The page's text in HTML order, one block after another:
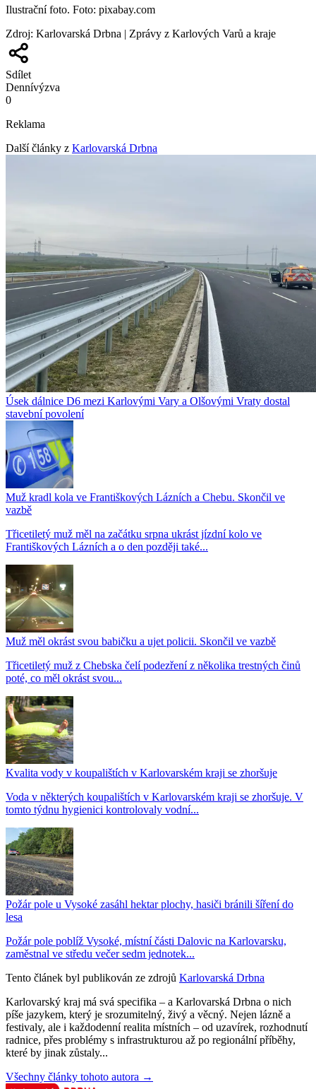
Ilustrační foto. Foto: pixabay.com
Zdroj: Karlovarská Drbna | Zprávy z Karlových Varů a kraje
Sdílet
Dennívýzva
0
Reklama
Další články z Karlovarská Drbna
Úsek dálnice D6 mezi Karlovými Vary a Olšovými Vraty dostal
stavební povolení
Muž kradl kola ve Františkových Lázních a Chebu. Skončil ve
vazbě
Třicetiletý muž měl na začátku srpna ukrást jízdní kolo ve
Františkových Lázních a o den později také...
Muž měl okrást svou babičku a ujet policii. Skončil ve vazbě
Třicetiletý muž z Chebska čelí podezření z několika trestných činů
poté, co měl okrást svou...
Kvalita vody v koupalištích v Karlovarském kraji se zhoršuje
Voda v některých koupalištích v Karlovarském kraji se zhoršuje. V
tomto týdnu hygienici kontrolovaly vodní...
Požár pole u Vysoké zasáhl hektar plochy, hasiči bránili šíření do
lesa
Požár pole poblíž Vysoké, místní části Dalovic na Karlovarsku,
zaměstnal ve středu večer sedm jednotek...
Tento článek byl publikován ze zdrojů Karlovarská Drbna
Karlovarský kraj má svá specifika – a Karlovarská Drbna o nich
píše jazykem, který je srozumitelný, živý a věcný. Nejen lázně a
festivaly, ale i každodenní realita místních – od uzavírek, rozhodnutí
radnice, přes problémy s infrastrukturou až po regionální příběhy,
které by jinak zůstaly...
Všechny články tohoto autora →